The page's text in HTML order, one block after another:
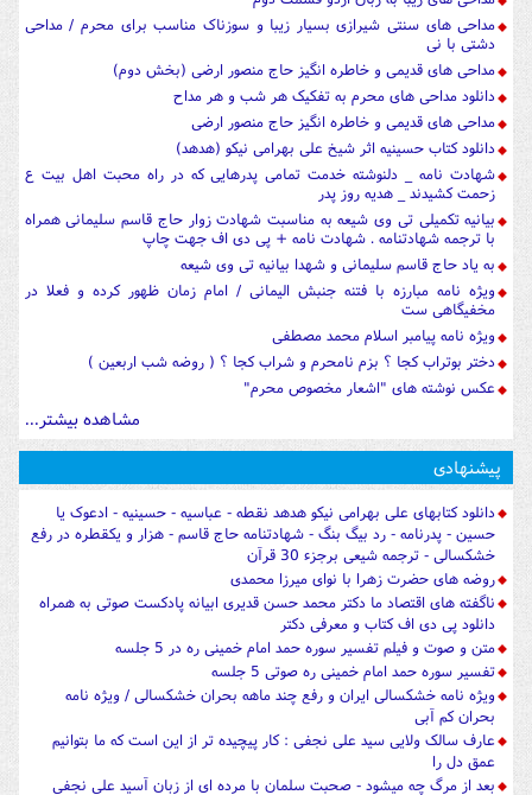
مداحی های سنتی شیرازی بسیار زیبا و سوزناک مناسب برای محرم / مداحی
دشتی با نی
مداحی های قدیمی و خاطره انگیز حاج منصور ارضی (بخش دوم)
دانلود مداحی های محرم به تفکیک هر شب و هر مداح
مداحی های قدیمی و خاطره انگیز حاج منصور ارضی
دانلود کتاب حسینیه اثر شیخ علی بهرامی نیکو (هدهد)
شهادت نامه _ دلنوشته خدمت تمامی پدرهایی که در راه محبت اهل بیت ع
زحمت کشیدند _ هدیه روز پدر
بیانیه تکمیلی تی وی شیعه به مناسبت شهادت زوار حاج قاسم سلیمانی همراه
با ترجمه شهادتنامه . شهادت نامه + پی دی اف جهت چاپ
به یاد حاج قاسم سلیمانی و شهدا بیانیه تی وی شیعه
ویژه نامه مبارزه با فتنه جنبش الیمانی / امام زمان ظهور کرده و فعلا در
مخفیگاهی ست
ویژه نامه پیامبر اسلام محمد مصطفی
دختر بوتراب کجا ؟ بزم نامحرم و شراب کجا ؟ ( روضه شب اربعین )
عکس نوشته های "اشعار مخصوص محرم"
مشاهده بیشتر...
پیشنهادی
دانلود کتابهای علی بهرامی نیکو هدهد نقطه - عباسیه - حسینیه - ادعوک یا
حسین - پدرنامه - رد بیگ بنگ - شهادتنامه حاج قاسم - هزار و یکقطره در رفع
خشکسالی - ترجمه شیعی برجزء 30 قرآن
روضه های حضرت زهرا با نوای میرزا محمدی
ناگفته های اقتصاد ما دکتر محمد حسن قدیری ابیانه پادکست صوتی به همراه
دانلود پی دی اف کتاب و معرفی دکتر
متن و صوت و فیلم تفسیر سوره حمد امام خمینی ره در 5 جلسه
تفسیر سوره حمد امام خمینی ره صوتی 5 جلسه
ویژه نامه خشکسالی ایران و رفع چند ماهه بحران خشکسالی / ویژه نامه
بحران کم آبی
عارف سالک ولایی سید علی نجفی : کار پیچیده تر از این است که ما بتوانیم
عمق دل را
بعد از مرگ چه میشود - صحبت سلمان با مرده ای از زبان آسید علی نجفی